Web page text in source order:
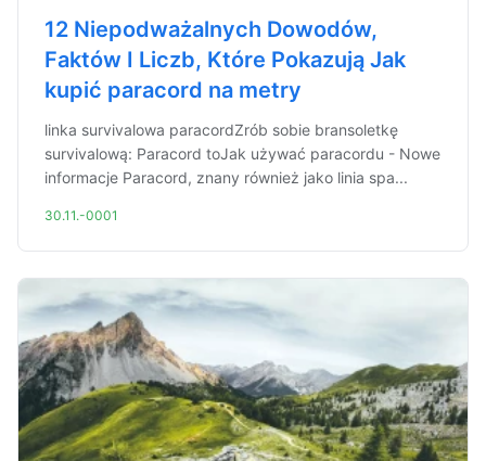
12 Niepodważalnych Dowodów,
Faktów I Liczb, Które Pokazują Jak
kupić paracord na metry
linka survivalowa paracordZrób sobie bransoletkę
survivalową: Paracord toJak używać paracordu - Nowe
informacje Paracord, znany również jako linia spa...
30.11.-0001